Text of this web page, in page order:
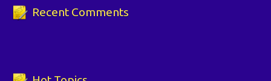
Recent Comments